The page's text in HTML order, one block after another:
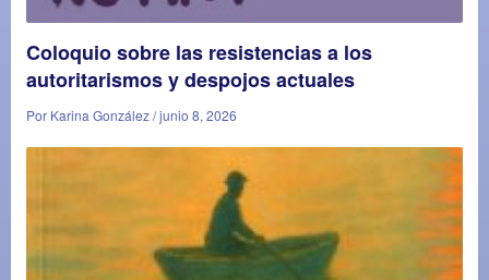
Coloquio sobre las resistencias a los
autoritarismos y despojos actuales
Por Karina González / junio 8, 2026